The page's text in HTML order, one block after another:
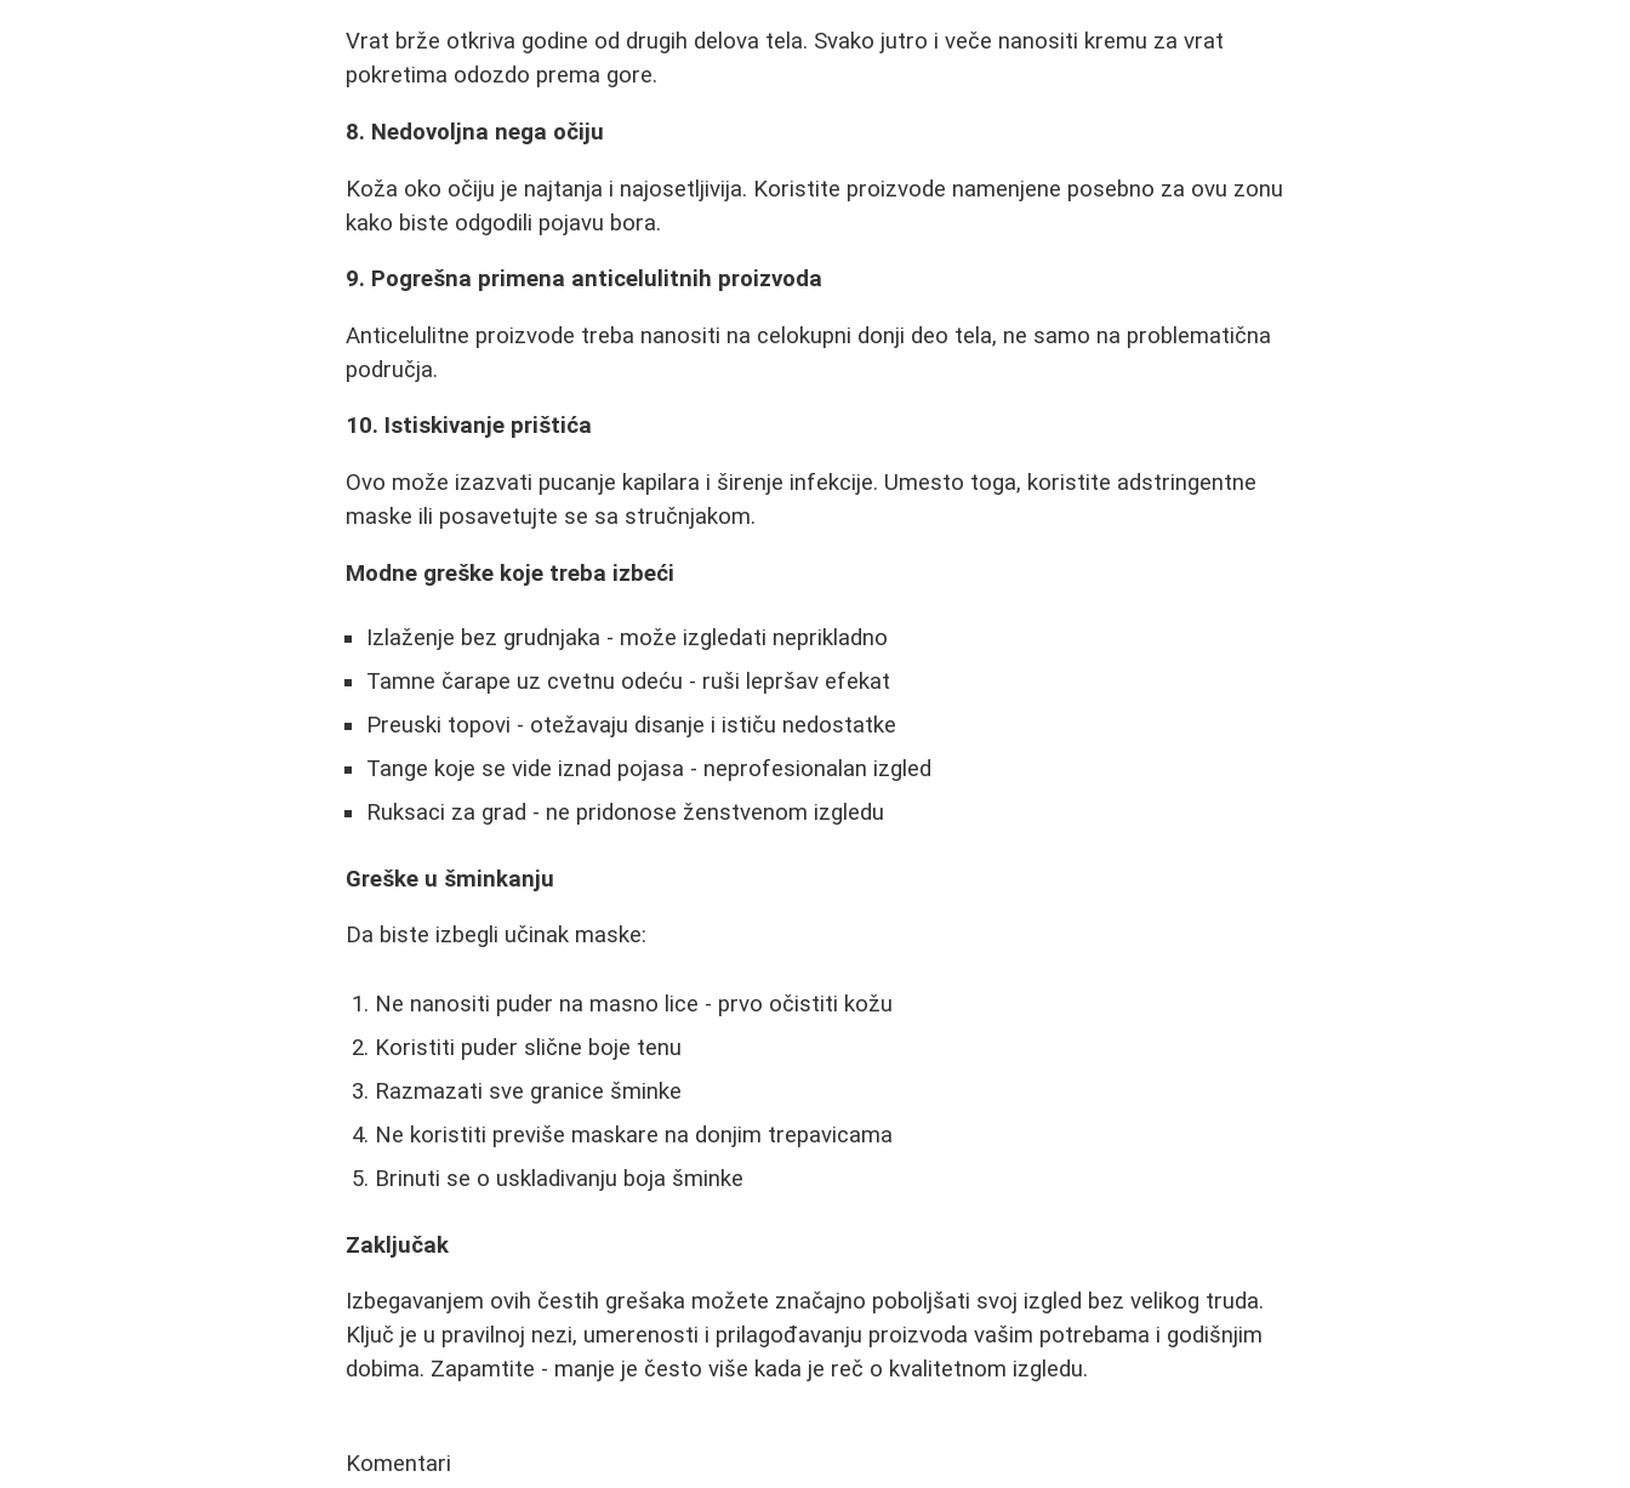
Vrat brže otkriva godine od drugih delova tela. Svako jutro i veče nanositi kremu za vrat
pokretima odozdo prema gore.
8. Nedovoljna nega očiju
Koža oko očiju je najtanja i najosetljivija. Koristite proizvode namenjene posebno za ovu zonu
kako biste odgodili pojavu bora.
9. Pogrešna primena anticelulitnih proizvoda
Anticelulitne proizvode treba nanositi na celokupni donji deo tela, ne samo na problematična
područja.
10. Istiskivanje prištića
Ovo može izazvati pucanje kapilara i širenje infekcije. Umesto toga, koristite adstringentne
maske ili posavetujte se sa stručnjakom.
Modne greške koje treba izbeći
Izlaženje bez grudnjaka - može izgledati neprikladno
Tamne čarape uz cvetnu odeću - ruši lepršav efekat
Preuski topovi - otežavaju disanje i ističu nedostatke
Tange koje se vide iznad pojasa - neprofesionalan izgled
Ruksaci za grad - ne pridonose ženstvenom izgledu
Greške u šminkanju
Da biste izbegli učinak maske:
Ne nanositi puder na masno lice - prvo očistiti kožu
Koristiti puder slične boje tenu
Razmazati sve granice šminke
Ne koristiti previše maskare na donjim trepavicama
Brinuti se o uskladivanju boja šminke
Zaključak
Izbegavanjem ovih čestih grešaka možete značajno poboljšati svoj izgled bez velikog truda.
Ključ je u pravilnoj nezi, umerenosti i prilagođavanju proizvoda vašim potrebama i godišnjim
dobima. Zapamtite - manje je često više kada je reč o kvalitetnom izgledu.
Komentari